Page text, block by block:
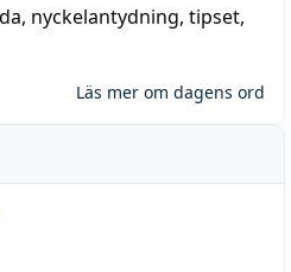
, nyckelantydning, tipset,
Läs mer om dagens ord